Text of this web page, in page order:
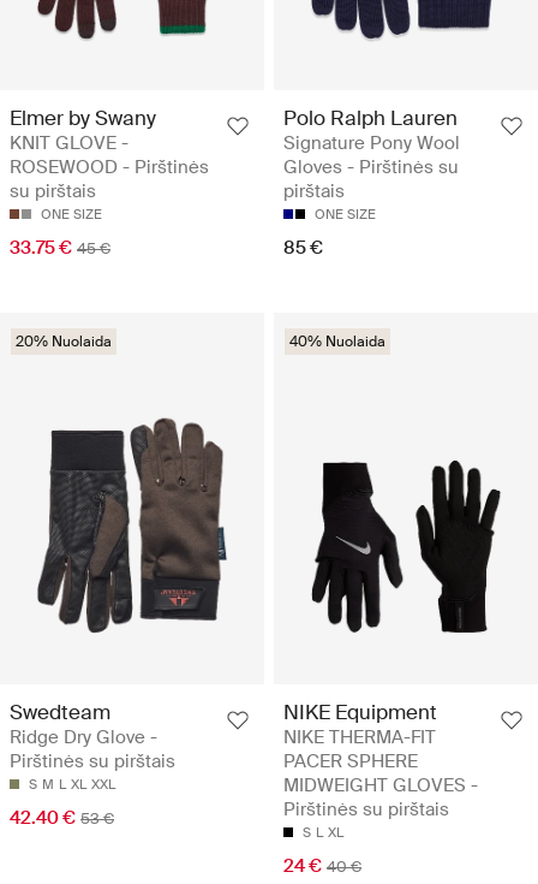
Elmer by Swany
KNIT GLOVE -
ROSEWOOD - Pirštinės
su pirštais
ONE SIZE
33.75 € 45 €
Polo Ralph Lauren
Signature Pony Wool
Gloves - Pirštinės su
pirštais
ONE SIZE
85 €
20% Nuolaida
Swedteam
Ridge Dry Glove -
Pirštinės su pirštais
S M L XL XXL
42.40 € 53 €
40% Nuolaida
NIKE Equipment
NIKE THERMA-FIT
PACER SPHERE
MIDWEIGHT GLOVES -
Pirštinės su pirštais
S L XL
24 € 40 €